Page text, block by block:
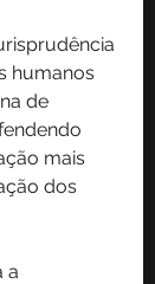
humanos
de
mais
dos
a